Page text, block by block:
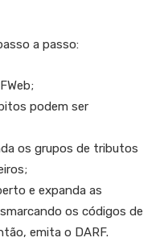
a passo:
podem ser
os grupos de tributos
e expanda as
os códigos de
emita o DARF.